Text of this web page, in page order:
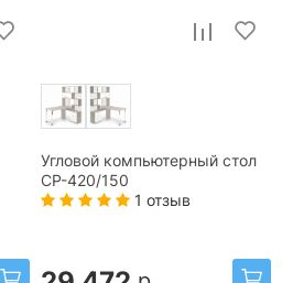
Угловой компьютерный стол
СР-420/150
1 отзыв